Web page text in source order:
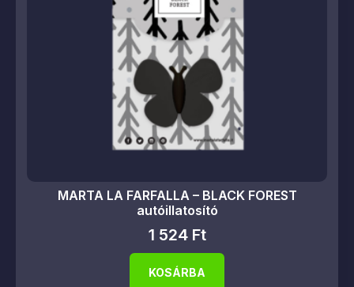
MARTA LA FARFALLA – BLACK FOREST
autóillatosító
1 524 Ft
KOSÁRBA